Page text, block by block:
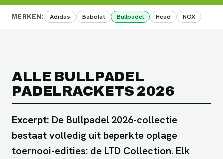
MERKEN : Adidas Babolat Bullpadel Head NOX
ALLE BULLPADEL
PADELRACKETS 2026
Excerpt: De Bullpadel 2026-collectie
bestaat volledig uit beperkte oplage
toernooi-edities: de LTD Collection. Elk